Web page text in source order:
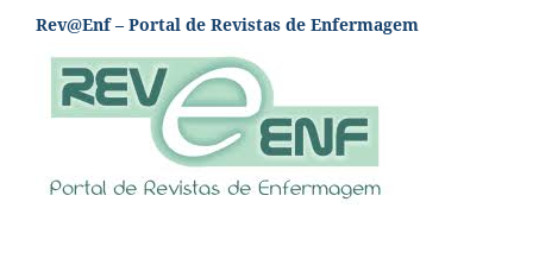
Rev@Enf – Portal de Revistas de Enfermagem